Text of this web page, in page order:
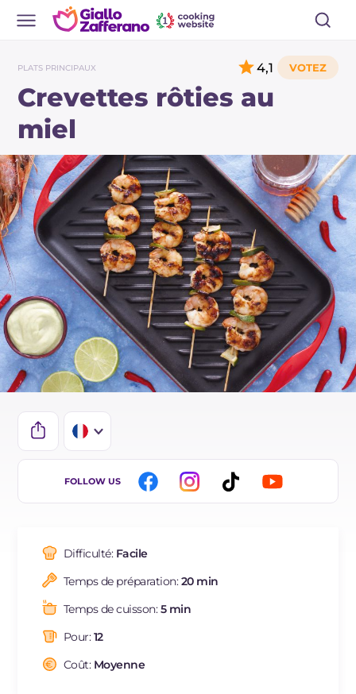
PLATS PRINCIPAUX
Crevettes rôties au
miel
4,1
IT
ES
BR
NL
FOLLOW US
Difficulté: Facile
Temps de préparation:20 min
Temps de cuisson:5 min
Pour:12
Coût: Moyenne